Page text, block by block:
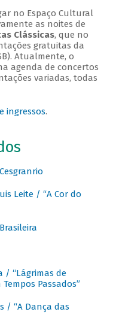
no Espaço Cultural
as noites de
Clássicas, que no
gratuitas da
Atualmente, o
agenda de concertos
variadas, todas
ingressos.
Leite / “A Cor do
/ “Lágrimas de
Passados”
/ “A Dança das